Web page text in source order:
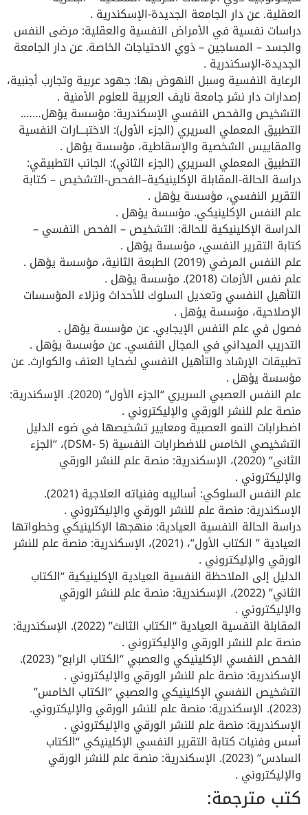
العقلية. عن دار الجامعة الجديدة-الإسكندرية .
دراسات نفسية في الأمراض النفسية والعقلية: مرضى النفس
والجسد – المساجين – ذوي الاحتياجات الخاصة. عن دار الجامعة
الجديدة-الإسكندرية .
الرعاية النفسية وسبل النهوض بها: جهود عربية وتجارب أجنبية،
إصدارات دار نشر جامعة نايف العربية للعلوم الأمنية .
التشخيص والفحص النفسي الإسكندرية: مؤسسة يؤهل…….
التطبيق المعملي السريري (الجزء الأول): الاختبـــارات النفسية
والمقاييس الشخصية والإسقاطية، مؤسسة يؤهل .
التطبيق المعملي السريري (الجزء الثاني): الجانب التطبيقي:
دراسة الحالة-المقابلة الإكلينيكية–الفحص-التشخيص – كتابة
التقرير النفسي، مؤسسة يؤهل .
علم النفس الإكلينيكي. مؤسسة يؤهل .
الدراسة الإكلينيكية للحالة: التشخيص – الفحص النفسي –
كتابة التقرير النفسي، مؤسسة يؤهل .
علم النفس المرضي (2019) الطبعة الثانية، مؤسسة يؤهل .
علم نفس الأزمات (2018). مؤسسة يؤهل .
التأهيل النفسي وتعديل السلوك للأحداث ونزلاء المؤسسات
الإصلاحية، مؤسسة يؤهل .
فصول في علم النفس الإيجابي. عن مؤسسة يؤهل .
التدريب الميداني في المجال النفسي. عن مؤسسة يؤهل .
تطبيقات الإرشاد والتأهيل النفسي لضحايا العنف والكوارث. عن
مؤسسة يؤهل .
علم النفس العصبي السريري “الجزء الأول” (2020). الإسكندرية:
منصة علم للنشر الورقي والإليكتروني .
اضطرابات النمو العصبية ومعايير تشخيصها في ضوء الدليل
التشخيصي الخامس للاضطرابات النفسية (DSM- 5)، “الجزء
الثاني” (2020)، الإسكندرية: منصة علم للنشر الورقي
والإليكتروني .
علم النفس السلوكي: أساليبه وفنياته العلاجية (2021).
الإسكندرية: منصة علم للنشر الورقي والإليكتروني .
دراسة الحالة النفسية العيادية: منهجها الإكلينيكي وخطواتها
العيادية ” الكتاب الأول”، (2021)، الإسكندرية: منصة علم للنشر
الورقي والإليكتروني .
الدليل إلى الملاحظة النفسية العيادية الإكلينيكية “الكتاب
الثاني” (2022)، الإسكندرية: منصة علم للنشر الورقي
والإليكتروني .
المقابلة النفسية العيادية “الكتاب الثالث” (2022). الإسكندرية:
منصة علم للنشر الورقي والإليكتروني .
الفحص النفسي الإكلينيكي والعصبي “الكتاب الرابع” (2023).
الإسكندرية: منصة علم للنشر الورقي والإليكتروني .
التشخيص النفسي الإكلينيكي والعصبي “الكتاب الخامس”
(2023). الإسكندرية: منصة علم للنشر الورقي والإليكتروني.
الإسكندرية: منصة علم للنشر الورقي والإليكتروني .
أسس وفنيات كتابة التقرير النفسي الإكلينيكي “الكتاب
السادس” (2023). الإسكندرية: منصة علم للنشر الورقي
والإليكتروني .
كتب مترجمة: